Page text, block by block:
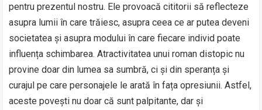
pentru prezentul nostru. Ele provoacă cititorii să reflecteze
asupra lumii în care trăiesc, asupra ceea ce ar putea deveni
societatea și asupra modului în care fiecare individ poate
influența schimbarea. Atractivitatea unui roman distopic nu
provine doar din lumea sa sumbră, ci și din speranța și
curajul pe care personajele le arată în fața opresiunii. Astfel,
aceste povești nu doar că sunt palpitante, dar și